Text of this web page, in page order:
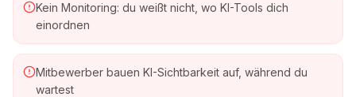
Kein Monitoring: du weißt nicht, wo KI-Tools dich
einordnen
Mitbewerber bauen KI-Sichtbarkeit auf, während du
wartest